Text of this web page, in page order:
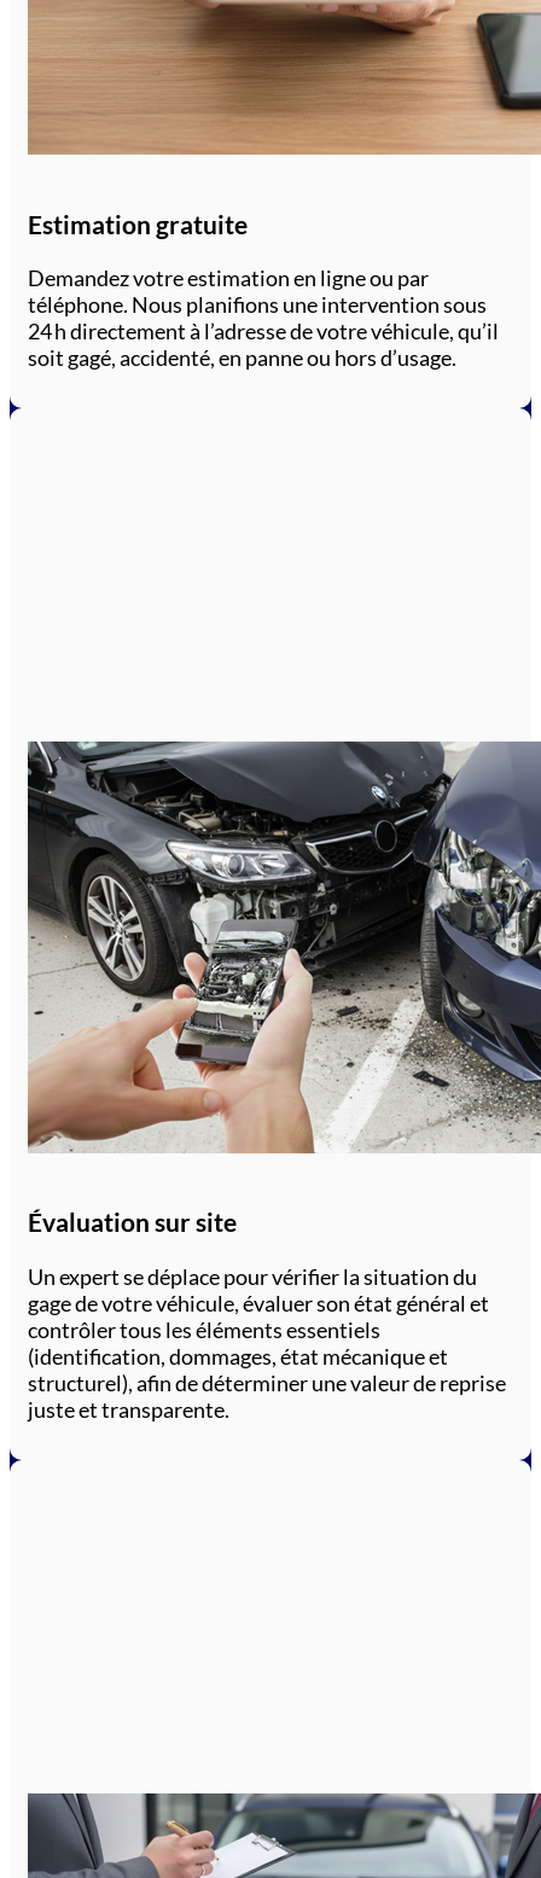
Estimation gratuite
Demandez votre estimation en ligne ou par
téléphone. Nous planifions une intervention sous
24 h directement à l’adresse de votre véhicule, qu’il
soit gagé, accidenté, en panne ou hors d’usage.
Évaluation sur site
Un expert se déplace pour vérifier la situation du
gage de votre véhicule, évaluer son état général et
contrôler tous les éléments essentiels
(identification, dommages, état mécanique et
structurel), afin de déterminer une valeur de reprise
juste et transparente.